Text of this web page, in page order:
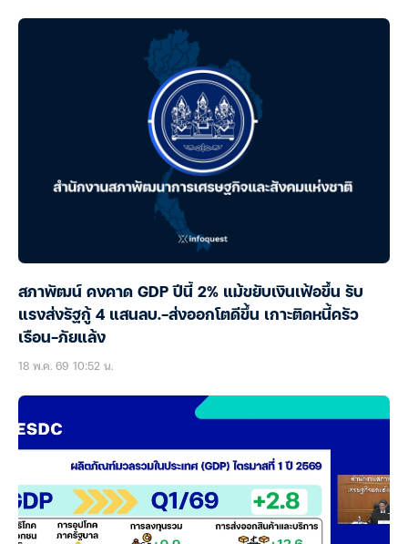
สภาพัฒน์ คงคาด GDP ปีนี้ 2% แม้ขยับเงินเฟ้อขึ้น รับ
แรงส่งรัฐกู้ 4 แสนลบ.-ส่งออกโตดีขึ้น เกาะติดหนี้ครัว
เรือน-ภัยแล้ง
18 พ.ค. 69 10:52 น.